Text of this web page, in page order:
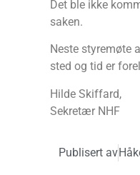
Det ble ikke
saken.
Neste styremøte
sted og tid er
Hilde Skiffard,
Sekretær NHF
Publisert av